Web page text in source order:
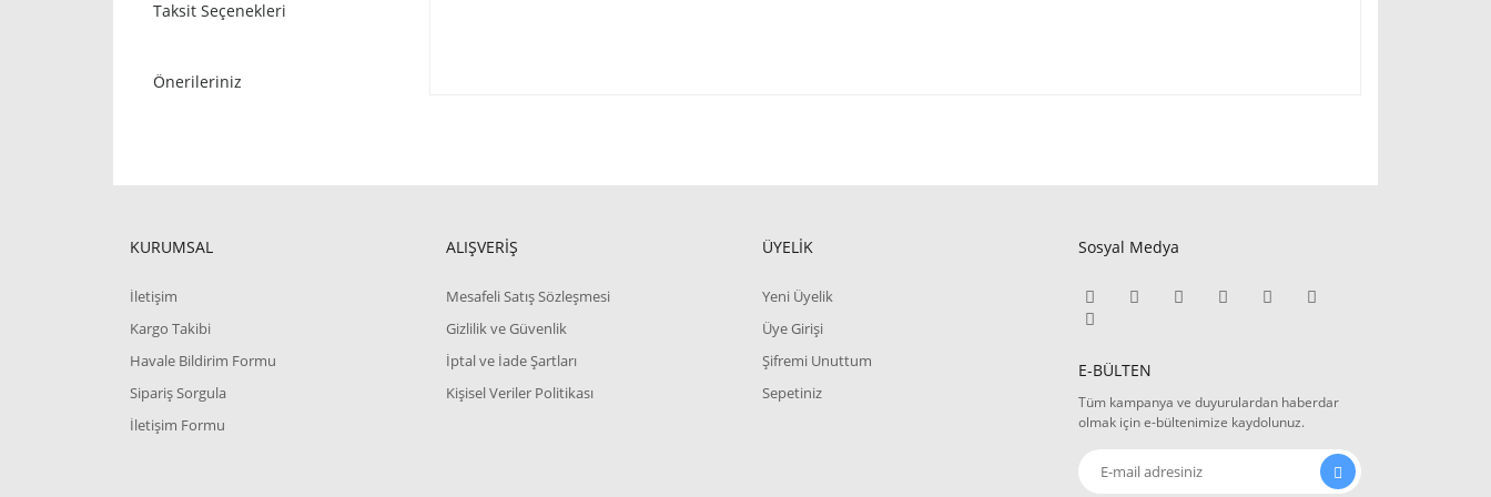
Taksit Seçenekleri
Önerileriniz
KURUMSAL
İletişim
Kargo Takibi
Havale Bildirim Formu
Sipariş Sorgula
İletişim Formu
ALIŞVERİŞ
Mesafeli Satış Sözleşmesi
Gizlilik ve Güvenlik
İptal ve İade Şartları
Kişisel Veriler Politikası
ÜYELİK
Yeni Üyelik
Üye Girişi
Şifremi Unuttum
Sepetiniz
Sosyal Medya
E-BÜLTEN
Tüm kampanya ve duyurulardan haberdar
olmak için e-bültenimize kaydolunuz.